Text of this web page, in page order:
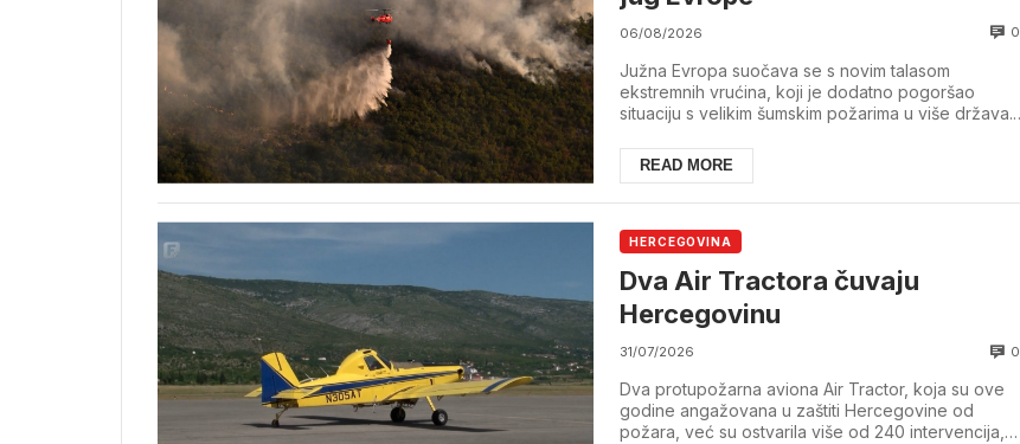
06/08/2026 0
Južna Evropa suočava se s novim talasom
ekstremnih vrućina, koji je dodatno pogoršao
situaciju s velikim šumskim požarima u više država.
READ MORE
HERCEGOVINA
Dva Air Tractora čuvaju
Hercegovinu
31/07/2026 0
Dva protupožarna aviona Air Tractor, koja su ove
godine angažovana u zaštiti Hercegovine od
požara, već su ostvarila više od 240 intervencija,